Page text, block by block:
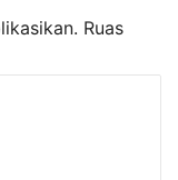
Ruas